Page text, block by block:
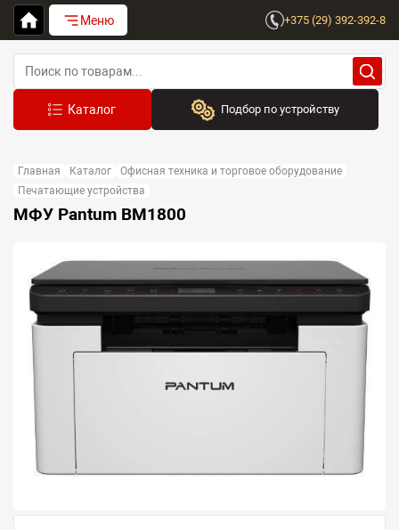
Меню +375 (29) 392-392-8
Подбор по устройству
Выберите бренд
Устройство:
Главная Каталог
Офисная техника и торговое оборудование
Печатающие устройства
МФУ Pantum BM1800